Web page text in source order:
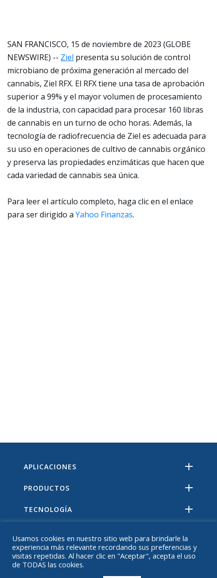
SAN FRANCISCO, 15 de noviembre de 2023 (GLOBE
NEWSWIRE) -- Ziel presenta su solución de control
microbiano de próxima generación al mercado del
cannabis, Ziel RFX. El RFX tiene una tasa de aprobación
superior a 99% y el mayor volumen de procesamiento
de la industria, con capacidad para procesar 160 libras
de cannabis en un turno de ocho horas. Además, la
tecnología de radiofrecuencia de Ziel es adecuada para
su uso en operaciones de cultivo de cannabis orgánico
y preserva las propiedades enzimáticas que hacen que
cada variedad de cannabis sea única.
Para leer el artículo completo, haga clic en el enlace
para ser dirigido a Yahoo Finanzas.
APLICACIONES
PRODUCTOS
TECNOLOGÍA
ACERCA DE
Usamos cookies en nuestro sitio web para brindarle la
experiencia más relevante recordando sus preferencias y
visitas repetidas. Al hacer clic en "Aceptar", acepta el uso
de TODAS las cookies.